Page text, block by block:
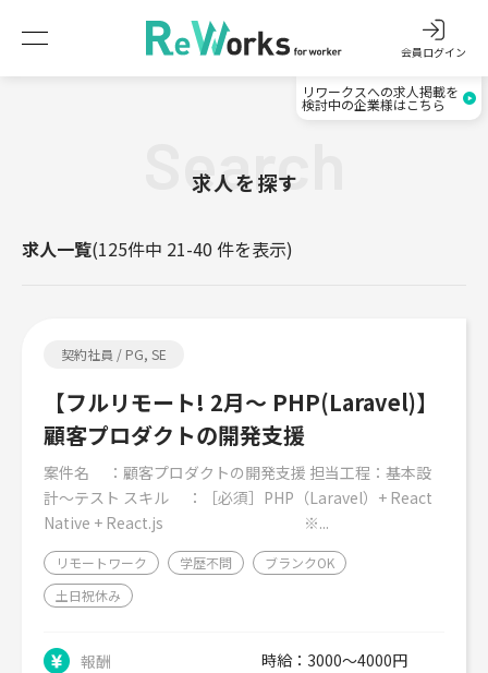
会員ログイン
リワークスへの求人掲載を
検討中の企業様はこちら
求人を探す
Search
求人一覧(125件中 21-40 件を表示)
契約社員 / PG, SE
【フルリモート! 2月～ PHP(Laravel)】
顧客プロダクトの開発支援
案件名 ：顧客プロダクトの開発支援 担当工程：基本設
計～テスト スキル ：［必須］PHP（Laravel）+ React
Native + React.js ※...
リモートワーク 学歴不問
ブランクOK
土日祝休み
報酬
時給：3000～4000円